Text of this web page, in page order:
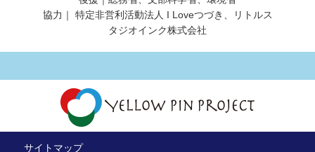
協力｜ 特定非営利活動法人 I Loveつづき、リトルス
タジオインク株式会社
サイトマップ